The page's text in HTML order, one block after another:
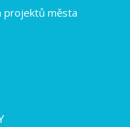
projektů města